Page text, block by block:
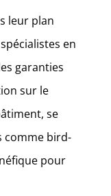
leur plan
en
garanties
sur le
se
comme bird-
pour